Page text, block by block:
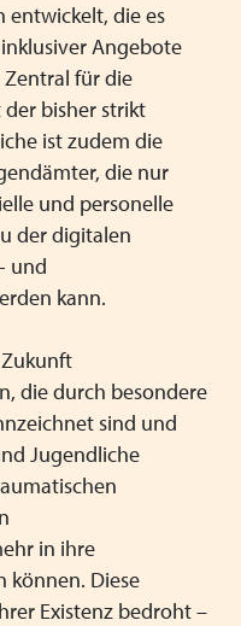
entwickelt, die es
Angebote
für die
bisher strikt
ist zudem die
die nur
und personelle
der digitalen
und
kann.
die durch besondere
sind und
Jugendliche
in ihre
können. Diese
Existenz bedroht –